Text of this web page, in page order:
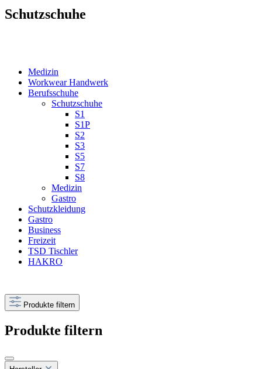
Schutzschuhe
Medizin
Workwear Handwerk
Berufsschuhe
Schutzschuhe
S1
S1P
S2
S3
S5
S7
S8
Medizin
Gastro
Schutzkleidung
Gastro
Business
Freizeit
TSD Tischler
HAKRO
Produkte filtern
Produkte filtern